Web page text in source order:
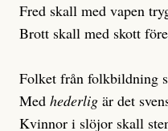
Fred skall med vapen
Brott skall med skott
Folket från folkbildning
Med hederlig är det
Kvinnor i slöjor skall